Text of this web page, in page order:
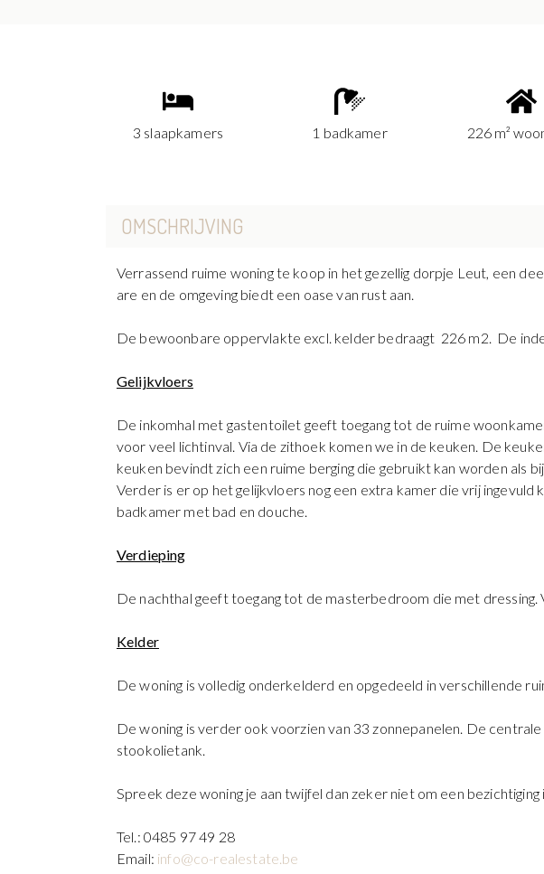
3 slaapkamers 1 badkamer 226 m²
OMSCHRIJVING
Verrassend ruime woning te koop in het gezellig dorpje Leut, een
are en de omgeving biedt een oase van rust aan.
De bewoonbare oppervlakte excl. kelder bedraagt 226 m2. De
Gelijkvloers
De inkomhal met gastentoilet geeft toegang tot de ruime
voor veel lichtinval. Via de zithoek komen we in de keuken. De
keuken bevindt zich een ruime berging die gebruikt kan worden als
Verder is er op het gelijkvloers nog een extra kamer die vrij
badkamer met bad en douche.
Verdieping
De nachthal geeft toegang tot de masterbedroom die met
Kelder
De woning is volledig onderkelderd en opgedeeld in verschillende
De woning is verder ook voorzien van 33 zonnepanelen. De
stookolietank.
Spreek deze woning je aan twijfel dan zeker niet om een bezichtiging
Tel.: 0485 97 49 28
Email: info@co-realestate.be